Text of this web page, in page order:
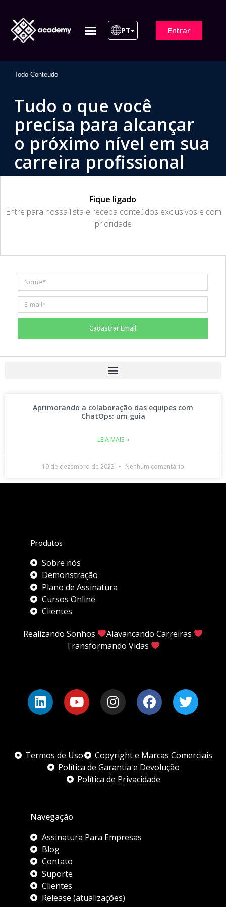
PT Entrar
Todo Conteúdo
Tudo o que você
precisa para alcançar
o próximo nível em sua
carreira profissional
Fique ligado
​Entre para nossa lista e receba conteúdos exclusivos e com
prioridade
Cadastrar Email
Aprimorando a colaboração das equipes com
ChatOps: um guia
LEIA MAIS »
19 de dezembro de 2023 Nenhum comentário
Produtos
Sobre nós
Demonstração
Plano de Assinatura
Cursos Online
Clientes
Realizando Sonhos
Alavancando Carreiras
Transformando Vidas
Termos de Uso
Copyright e Marcas Comerciais
Política de Garantia e Devolução
Política de Privacidade
Navegação
Assinatura Para Empresas
Blog
Contato
Suporte
Clientes
Release (atualizações)